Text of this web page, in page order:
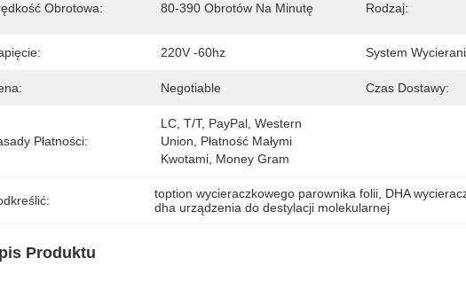
Obrotowa: 80-390 Obrotów Na Minutę Rodzaj:
220V -60hz System
Negotiable Czas Dostawy:
Płatności:
LC, T/T, PayPal, Western
Union, Płatność Małymi
Kwotami, Money Gram
toption wycieraczkowego parownika folii DHA
dha urządzenia do destylacji molekularnej
Produktu